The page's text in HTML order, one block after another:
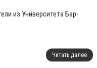
из Университета Бар-
Читать далее